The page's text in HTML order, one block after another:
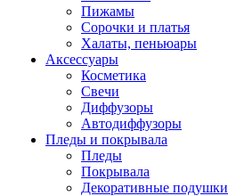
Пижамы
Сорочки и платья
Халаты, пеньюары
Аксессуары
Косметика
Свечи
Диффузоры
Автодиффузоры
Пледы и покрывала
Пледы
Покрывала
Декоративные подушки